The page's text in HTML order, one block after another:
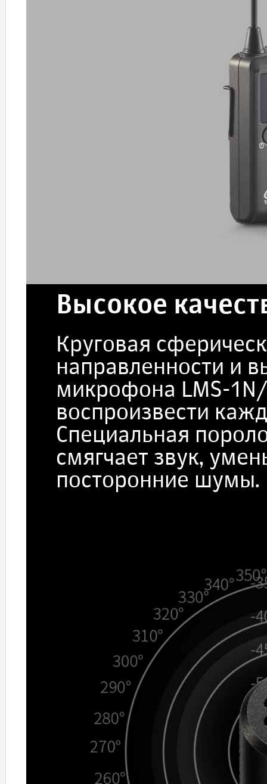
Высокое
Круговая
направленности и
микрофона LMS-
воспроизвести
Специальная
смягчает звук,
посторонние шумы.